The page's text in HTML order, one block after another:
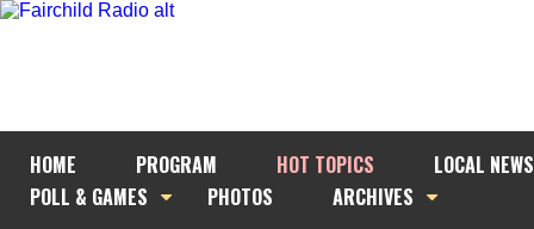
HOME PROGRAM HOT TOPICS
LOCAL NEWS
POLL & GAMES
PHOTOS ARCHIVES